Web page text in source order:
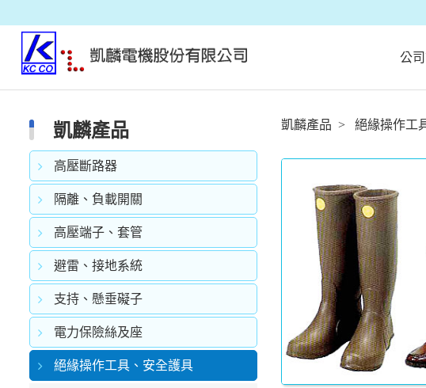
公
凱麟產品
高壓斷路器
隔離、負載開關
高壓端子、套管
避雷、接地系統
支持、懸垂礙子
電力保險絲及座
絕緣操作工具、安全護具
凱麟產品 絕緣操作工